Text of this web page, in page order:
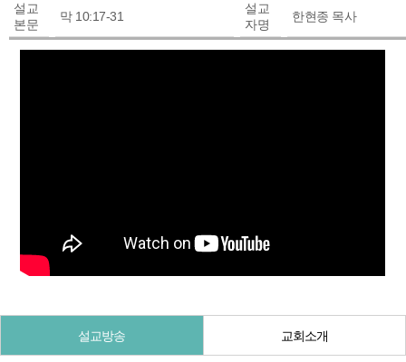
설교
본문
막 10:17-31
설교
자명
한현종 목사
설교방송 교회소개